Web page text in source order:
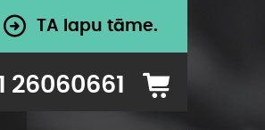
TA lapu tāme.
26060661